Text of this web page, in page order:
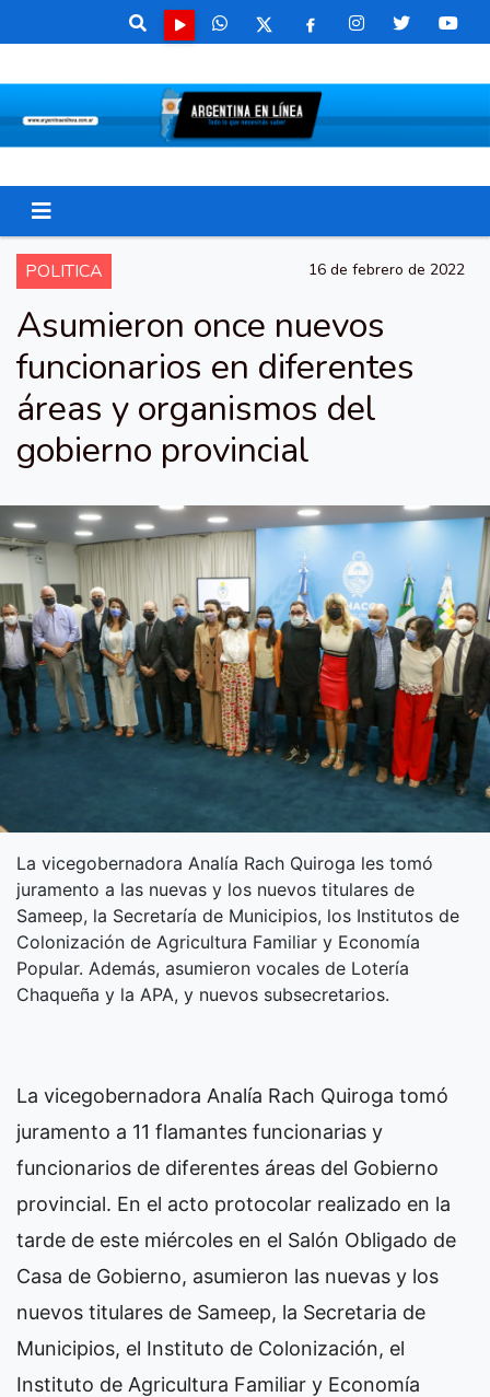
POLITICA 16 de febrero de 2022
Asumieron once nuevos
funcionarios en diferentes
áreas y organismos del
gobierno provincial
La vicegobernadora Analía Rach Quiroga les tomó
juramento a las nuevas y los nuevos titulares de
Sameep, la Secretaría de Municipios, los Institutos de
Colonización de Agricultura Familiar y Economía
Popular. Además, asumieron vocales de Lotería
Chaqueña y la APA, y nuevos subsecretarios.
La vicegobernadora Analía Rach Quiroga tomó
juramento a 11 flamantes funcionarias y
funcionarios de diferentes áreas del Gobierno
provincial. En el acto protocolar realizado en la
tarde de este miércoles en el Salón Obligado de
Casa de Gobierno, asumieron las nuevas y los
nuevos titulares de Sameep, la Secretaria de
Municipios, el Instituto de Colonización, el
Instituto de Agricultura Familiar y Economía